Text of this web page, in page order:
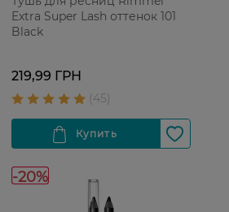
Extra Super Lash оттенок 101
Black
219,99 ГРН
-20%